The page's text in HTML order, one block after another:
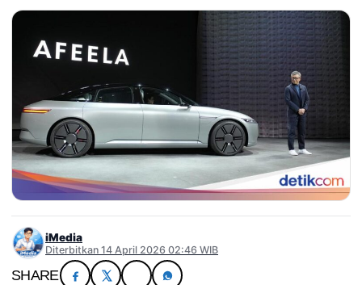
iMedia
Diterbitkan 14 April 2026 02:46 WIB
SHARE